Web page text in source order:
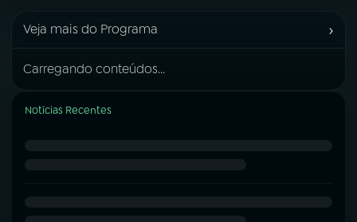
Veja mais do Programa ›
Carregando conteúdos...
Notícias Recentes